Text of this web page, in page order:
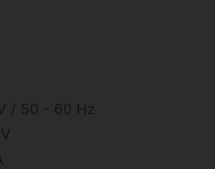
/ 50 - 60 Hz